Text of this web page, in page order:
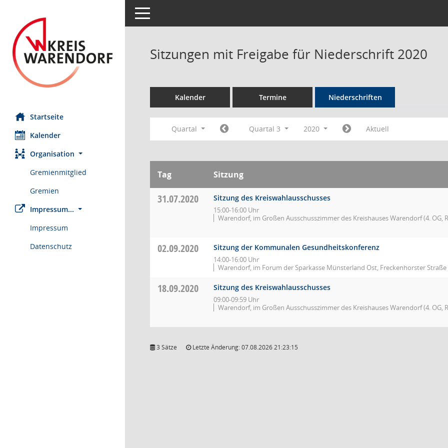
Startseite
Kalender
Organisation
Gremienmitglied
Gremien
Impressum...
Impressum
Datenschutz
Toggle navigation
Sitzungen mit Freigabe für Niederschrift 2020
Kalender Termine Niederschriften
Quartal Quartal 3 2020 Aktuell
Tag Sitzung
31.07.2020 Sitzung des Kreiswahlausschusses
15:00-16:00 Uhr
Warendorf, im Großen Ausschusszimmer des Kreishauses Warendorf (4. OG,
02.09.2020 Sitzung der Kommunalen Gesundheitskonferenz
14:00-16:00 Uhr
Warendorf, im Forum der Sparkasse Münsterland Ost, Freckenhorster Straße
18.09.2020 Sitzung des Kreiswahlausschusses
09:00-09:59 Uhr
Warendorf, im Großen Ausschusszimmer des Kreishauses Warendorf (4. OG,
3 Sätze Letzte Änderung: 07.08.2026 21:23:15